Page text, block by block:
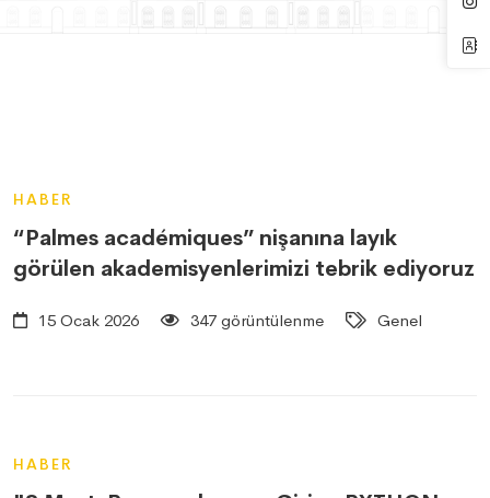
HABER
“Palmes académiques” nişanına layık
görülen akademisyenlerimizi tebrik ediyoruz
15 Ocak 2026 347 görüntülenme Genel
HABER